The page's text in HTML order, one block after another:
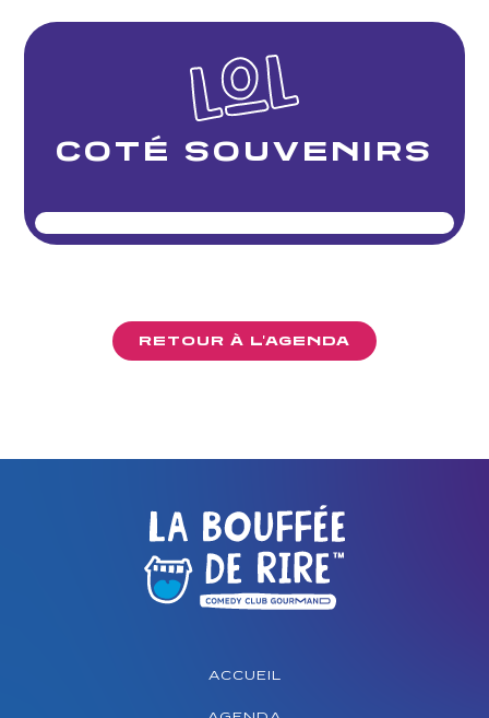
COTÉ SOUVENIRS
RETOUR À L'AGENDA
ACCUEIL